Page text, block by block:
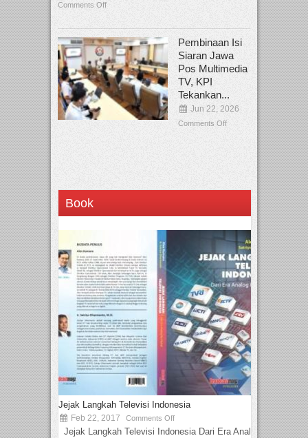
Comments Off
Pembinaan Isi
Siaran Jawa
Pos Multimedia
TV, KPI
Tekankan...
Jun 22, 2026
Comments Off
Book
Jejak Langkah Televisi Indonesia
Feb 22, 2017 Comments Off
Jejak Langkah Televisi Indonesia Dari Era Analog